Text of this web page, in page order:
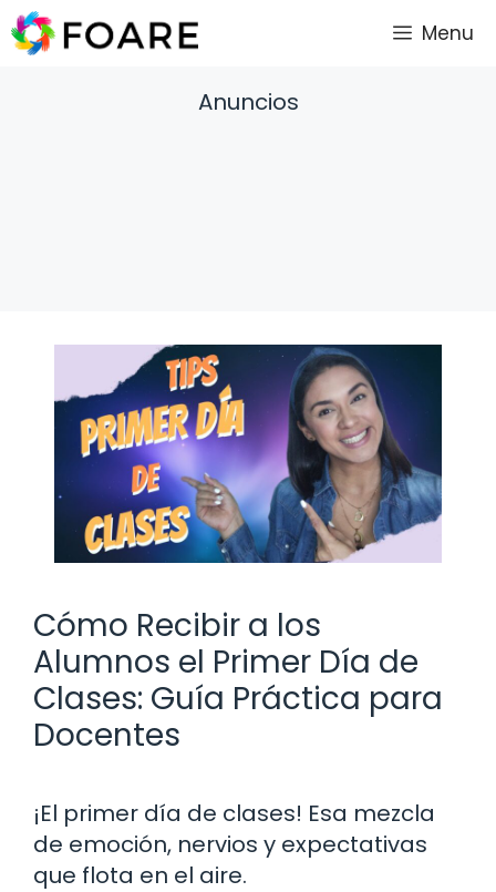
Saltar
al
Menu
Anuncios
Cómo Recibir a los
Alumnos el Primer Día de
Clases: Guía Práctica para
Docentes
¡El primer día de clases! Esa mezcla
de emoción, nervios y expectativas
que flota en el aire.